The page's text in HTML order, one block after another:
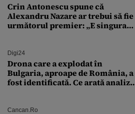
Crin Antonescu spune că
Alexandru Nazare ar trebui să fie
următorul premier: „E singura
Digi24
Drona care a explodat în
Bulgaria, aproape de România, a
fost identificată. Ce arată analiza
Cancan.ro